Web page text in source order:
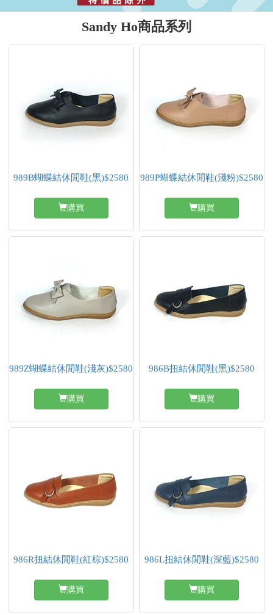
Sandy Ho商品系列
989B蝴蝶結休閒鞋(黑)$2580
購買
989P蝴蝶結休閒鞋(淺粉)$2580
購買
989Z蝴蝶結休閒鞋(淺灰)$2580
購買
986B扭結休閒鞋(黑)$2580
購買
986R扭結休閒鞋(紅棕)$2580
購買
986L扭結休閒鞋(深藍)$2580
購買